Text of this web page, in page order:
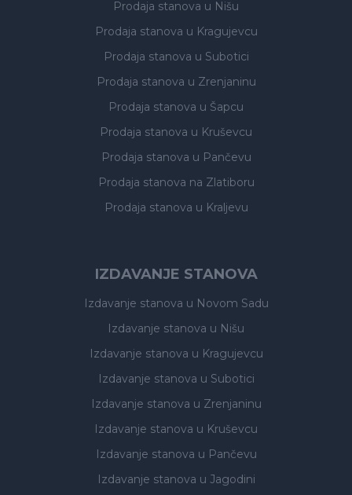
Prodaja stanova u Nišu
Prodaja stanova u Kragujevcu
Prodaja stanova u Subotici
Prodaja stanova u Zrenjaninu
Prodaja stanova u Šapcu
Prodaja stanova u Kruševcu
Prodaja stanova u Pančevu
Prodaja stanova na Zlatiboru
Prodaja stanova u Kraljevu
IZDAVANJE STANOVA
Izdavanje stanova u Novom Sadu
Izdavanje stanova u Nišu
Izdavanje stanova u Kragujevcu
Izdavanje stanova u Subotici
Izdavanje stanova u Zrenjaninu
Izdavanje stanova u Kruševcu
Izdavanje stanova u Pančevu
Izdavanje stanova u Jagodini